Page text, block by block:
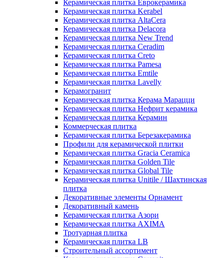
Керамическая плитка Еврокерамика
Керамическая плитка Kerabel
Керамическая плитка AltaCera
Керамическая плитка Delacora
Керамическая плитка New Trend
Керамическая плитка Ceradim
Керамическая плитка Creto
Керамическая плитка Pamesa
Керамическая плитка Emtile
Керамическая плитка Lavelly
Керамогранит
Керамическая плитка Керама Марацци
Керамическая плитка Нефрит керамика
Керамическая плитка Керамин
Коммерческая плитка
Керамическая плитка Березакерамика
Профили для керамической плитки
Керамическая плитка Gracia Ceramica
Керамическая плитка Golden Tile
Керамическая плитка Global Tile
Керамическая плитка Unitile / Шахтинская
плитка
Декоративные элементы Орнамент
Декоративный камень
Керамическая плитка Азори
Керамическая плитка AXIMA
Тротуарная плитка
Керамическая плитка LB
Строительный ассортимент